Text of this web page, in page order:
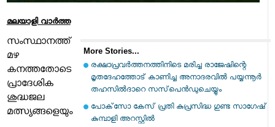
മലയാളി വാര്‍ത്ത
More Stories...
രക്ഷാപ്രവര്‍ത്തനത്തിനിടെ മരിച്ച രാജേഷിന്റെ
മൃതദേഹത്തോട് കാണിച്ച അനാദരവില്‍ പയ്യന്നൂര്‍
തഹസില്‍ദാറെ സസ്‌പെന്‍ഡുചെയ്യും
പോക്‌സോ കേസ് പ്രതി കുപ്രസിദ്ധ ഗുണ്ട സാഗേഷ്
കുമ്പാളി അറസ്റ്റില്‍
സംസ്ഥാനത്ത്
മഴ
കനത്തതോടെ
പ്രാദേശിക
ശുദ്ധജല
മത്സ്യങ്ങളെയും